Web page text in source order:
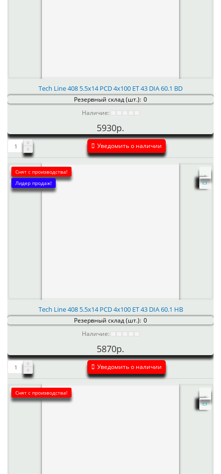
Tech Line 408 5.5x14 PCD 4x100 ET 43 DIA 60.1 BD
Резервный склад (шт.): 0
Наличие:
5930р.
Уведомить о наличии
Снят с производства!
Лидер продаж!
Tech Line 408 5.5x14 PCD 4x100 ET 43 DIA 60.1 HB
Резервный склад (шт.): 0
Наличие:
5870р.
Уведомить о наличии
Снят с производства!